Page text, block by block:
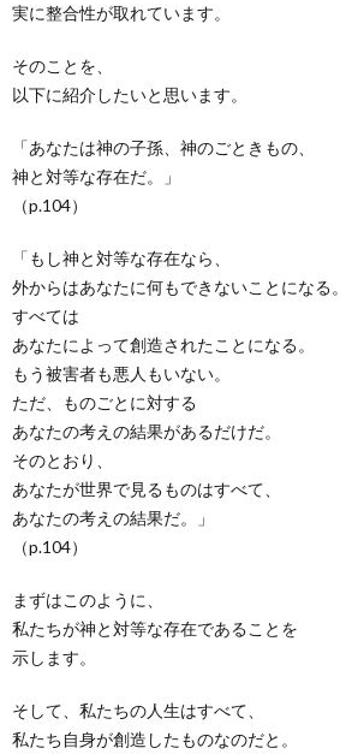
実に整合性が取れています。
そのことを、
以下に紹介したいと思います。
「あなたは神の子孫、神のごときもの、
神と対等な存在だ。」
（p.104）
「もし神と対等な存在なら、
外からはあなたに何もできないことになる。
すべては
あなたによって創造されたことになる。
もう被害者も悪人もいない。
ただ、ものごとに対する
あなたの考えの結果があるだけだ。
そのとおり、
あなたが世界で見るものはすべて、
あなたの考えの結果だ。」
（p.104）
まずはこのように、
私たちが神と対等な存在であることを
示します。
そして、私たちの人生はすべて、
私たち自身が創造したものなのだと。